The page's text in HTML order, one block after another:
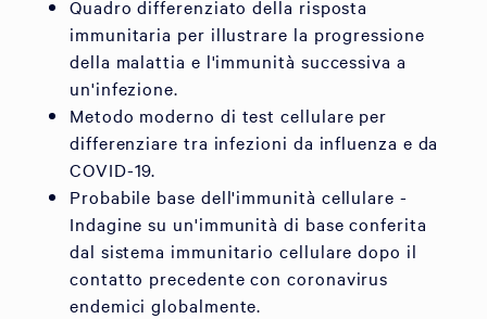
Quadro differenziato della risposta
immunitaria per illustrare la progressione
della malattia e l'immunità successiva a
un'infezione.
Metodo moderno di test cellulare per
differenziare tra infezioni da influenza e da
COVID-19.
Probabile base dell'immunità cellulare -
Indagine su un'immunità di base conferita
dal sistema immunitario cellulare dopo il
contatto precedente con coronavirus
endemici globalmente.